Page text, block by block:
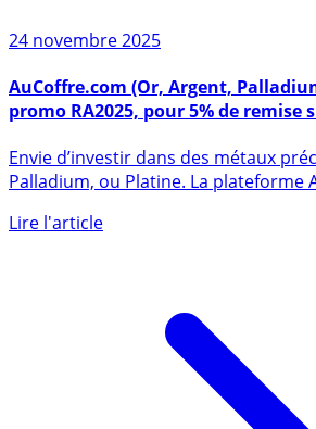
24 novembre 2025
promo RA2025, pour 5% de remise
saisir avant le 30 novembre 2025
Palladium, ou Platine. La plateforme